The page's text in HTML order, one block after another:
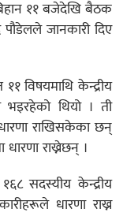
११ बजेदेखि बैठक
जानकारी दिए
विषयमाथि केन्द्रीय
थियो । ती
राखिसकेका छन्
राख्नेछन् ।
सदस्यीय केन्द्रीय
धारणा राख्न